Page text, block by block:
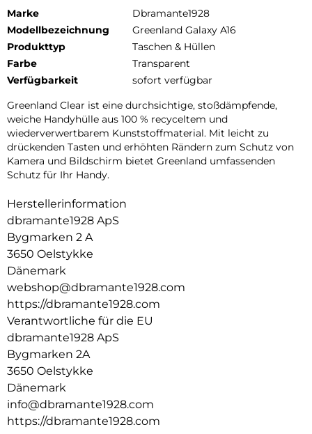
Marke
Dbramante1928
Modellbezeichnung
Greenland Galaxy A16
Produkttyp
Taschen & Hüllen
Farbe
Transparent
Verfügbarkeit
sofort verfügbar
Greenland Clear ist eine durchsichtige, stoßdämpfende,
weiche Handyhülle aus 100 % recyceltem und
wiederverwertbarem Kunststoffmaterial. Mit leicht zu
drückenden Tasten und erhöhten Rändern zum Schutz von
Kamera und Bildschirm bietet Greenland umfassenden
Schutz für Ihr Handy.
Herstellerinformation
dbramante1928 ApS
Bygmarken 2 A
3650 Oelstykke
Dänemark
webshop@dbramante1928.com
https://dbramante1928.com
Verantwortliche für die EU
dbramante1928 ApS
Bygmarken 2A
3650 Oelstykke
Dänemark
info@dbramante1928.com
https://dbramante1928.com